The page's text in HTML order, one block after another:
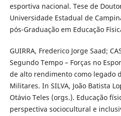
esportiva nacional. Tese de
Universidade Estadual de
pós-Graduação em Educação
GUIRRA, Frederico Jorge Saad;
Segundo Tempo – Forças no
de alto rendimento como legado
Militares. In SILVA, João Batista
Otávio Teles (orgs.). Educação
perspectiva sociocultural e